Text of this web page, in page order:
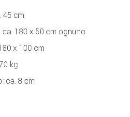
45 cm
180 x 50 cm ognuno
x 100 cm
kg
ca. 8 cm